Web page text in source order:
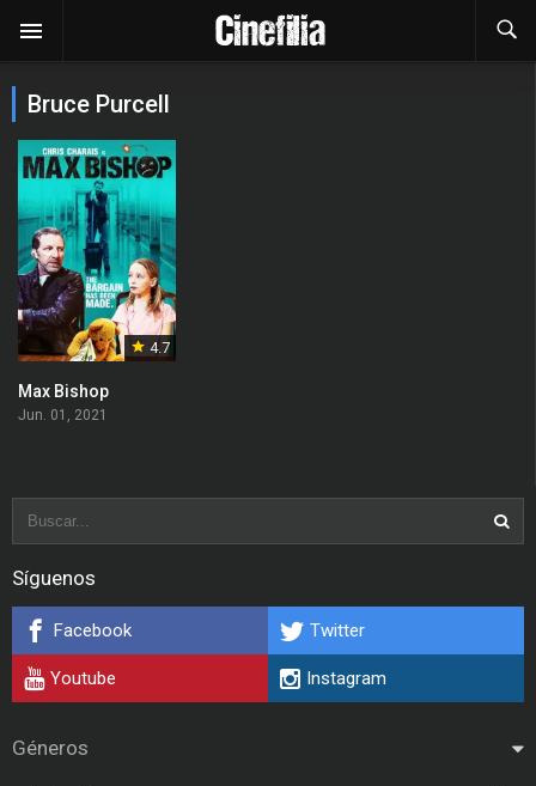
Bruce Purcell
4.7
Max Bishop
Jun. 01, 2021
Síguenos
Facebook Twitter
Youtube Instagram
Géneros